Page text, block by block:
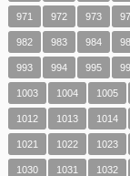
971 972 973
982 983 984
993 994 995
1003 1004 1005
1012 1013 1014
1021 1022 1023
1030 1031 1032